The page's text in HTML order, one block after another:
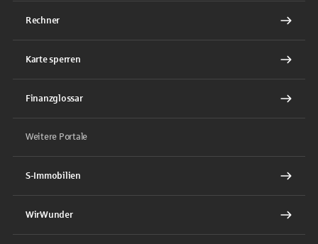
Rechner
Karte sperren
Finanzglossar
Weitere Portale
S-Immobilien
WirWunder